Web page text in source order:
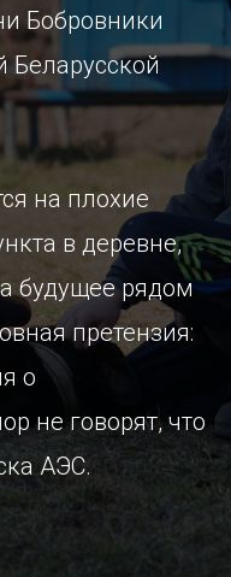
Бобровники
Беларусской
на плохие
в деревне,
будущее рядом
претензия:
о
не говорят, что
АЭС.